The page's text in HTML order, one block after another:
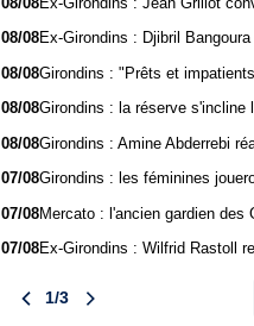
08/08Ex-Girondins : Djibril
08/08Girondins : "Prêts et
08/08Girondins : la réserve s'incline
08/08Girondins : Amine Abderrebi
07/08Girondins : les féminines
07/08Mercato : l'ancien gardien des
07/08Ex-Girondins : Wilfrid Rastoll
1/3